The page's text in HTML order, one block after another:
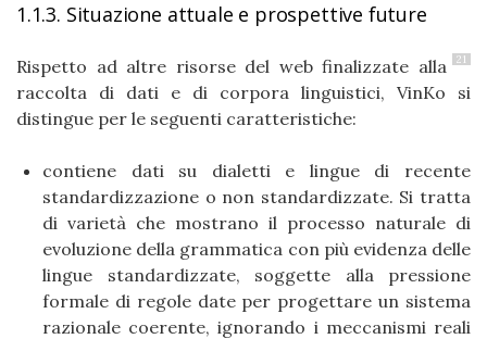
1.1.3. Situazione attuale e prospettive future
21
Rispetto ad altre risorse del web finalizzate alla
raccolta di dati e di corpora linguistici, VinKo si
distingue per le seguenti caratteristiche:
contiene dati su dialetti e lingue di recente
standardizzazione o non standardizzate. Si tratta
di varietà che mostrano il processo naturale di
evoluzione della grammatica con più evidenza delle
lingue standardizzate, soggette alla pressione
formale di regole date per progettare un sistema
razionale coerente, ignorando i meccanismi reali